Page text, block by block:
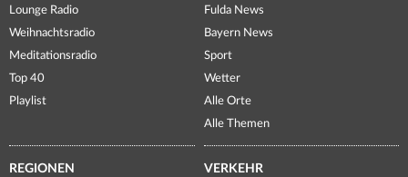
Lounge Radio
Weihnachtsradio
Meditationsradio
Top 40
Playlist
Fulda News
Bayern News
Sport
Wetter
Alle Orte
Alle Themen
REGIONEN VERKEHR